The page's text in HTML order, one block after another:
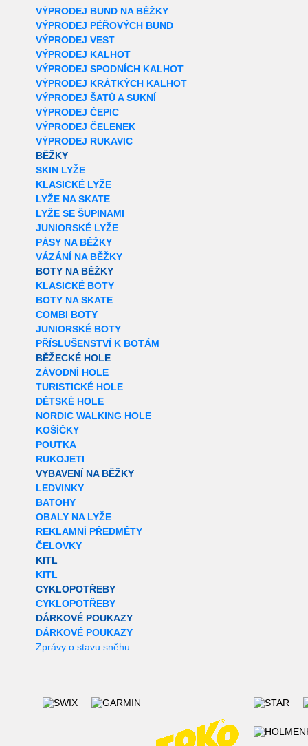
VÝPRODEJ BUND NA BĚŽKY
VÝPRODEJ PÉŘOVÝCH BUND
VÝPRODEJ VEST
VÝPRODEJ KALHOT
VÝPRODEJ SPODNÍCH KALHOT
VÝPRODEJ KRÁTKÝCH KALHOT
VÝPRODEJ ŠATŮ A SUKNÍ
VÝPRODEJ ČEPIC
VÝPRODEJ ČELENEK
VÝPRODEJ RUKAVIC
BĚŽKY
SKIN LYŽE
KLASICKÉ LYŽE
LYŽE NA SKATE
LYŽE SE ŠUPINAMI
JUNIORSKÉ LYŽE
PÁSY NA BĚŽKY
VÁZÁNÍ NA BĚŽKY
BOTY NA BĚŽKY
KLASICKÉ BOTY
BOTY NA SKATE
COMBI BOTY
JUNIORSKÉ BOTY
PŘÍSLUŠENSTVÍ K BOTÁM
BĚŽECKÉ HOLE
ZÁVODNÍ HOLE
TURISTICKÉ HOLE
DĚTSKÉ HOLE
NORDIC WALKING HOLE
KOŠÍČKY
POUTKA
RUKOJETI
VYBAVENÍ NA BĚŽKY
LEDVINKY
BATOHY
OBALY NA LYŽE
REKLAMNÍ PŘEDMĚTY
ČELOVKY
KITL
KITL
CYKLOPOTŘEBY
CYKLOPOTŘEBY
DÁRKOVÉ POUKAZY
DÁRKOVÉ POUKAZY
Zprávy o stavu sněhu